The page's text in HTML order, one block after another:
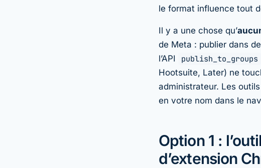
le format influence tout
Il y a une chose qu’
de Meta : publier dans
l’API
publish_to_groups
Hootsuite, Later) ne
administrateur. Les
en votre nom dans le
Option 1 :
d’extension